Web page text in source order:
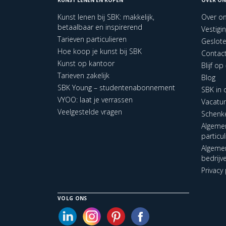
Kunst lenen bij SBK: makkelijk,
betaalbaar en inspirerend
Tarieven particulieren
Hoe koop je kunst bij SBK
Kunst op kantoor
Tarieven zakelijk
SBK Young – studentenabonnement
VYOO: laat je verrassen
Veelgestelde vragen
Over
Blijf op
Blog
SBK in
VOLG ONS